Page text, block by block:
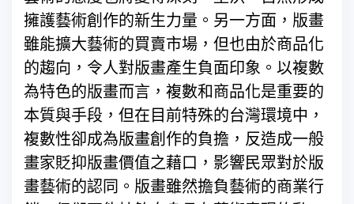
擁護藝術創作的新生力量。另一方面，版畫
雖能擴大藝術的買賣市場，但也由於商品化
的趨向，令人對版畫產生負面印象。以複數
為特色的版畫而言，複數和商品化是重要的
本質與手段，但在目前特殊的台灣環境中，
複數性卻成為版畫創作的負擔，反造成一般
畫家貶抑版畫價值之藉口，影響民眾對於版
畫藝術的認同。版畫雖然擔負藝術的商業行